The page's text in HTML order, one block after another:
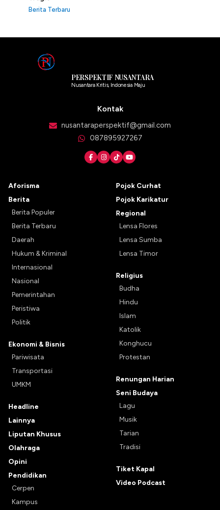
Berita Terbaru
PERSPEKTIF NUSANTARA
Nusantara Kritis, Indonesia Maju
Kontak
nusantaraperspektif@gmail.com
087895927267
Aforisma
Berita
Berita Populer
Berita Terbaru
Daerah
Hukum & Kriminal
Internasional
Nasional
Pemerintahan
Peristiwa
Politik
Ekonomi & Bisnis
Pariwisata
Transportasi
UMKM
Headline
Lainnya
Liputan Khusus
Olahraga
Opini
Pendidikan
Cerpen
Kampus
Pojok Curhat
Pojok Karikatur
Regional
Lensa Flores
Lensa Sumba
Lensa Timor
Religius
Budha
Hindu
Islam
Katolik
Konghucu
Protestan
Renungan Harian
Seni Budaya
Lagu
Musik
Tarian
Tradisi
Tiket Kapal
Video Podcast